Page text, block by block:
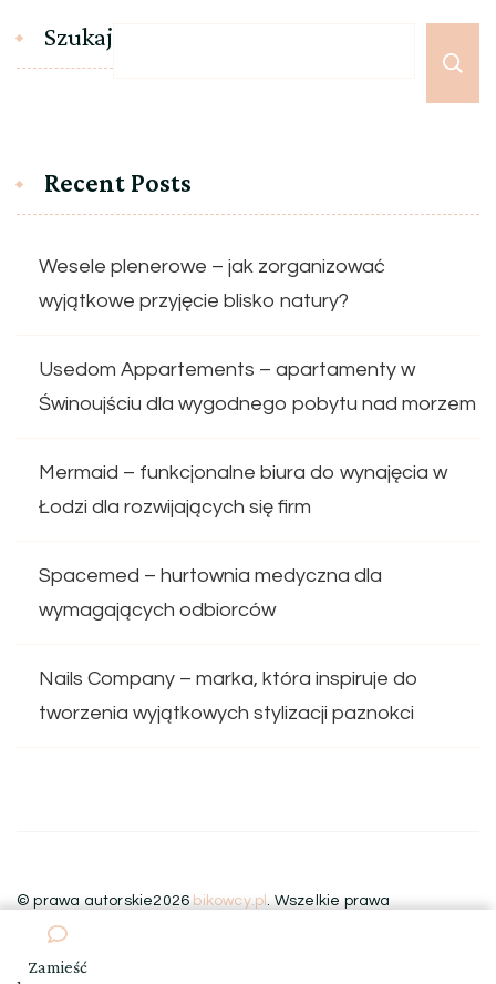
Zamieść
Szukaj
Recent Posts
Wesele plenerowe – jak zorganizować
wyjątkowe przyjęcie blisko natury?
Usedom Appartements – apartamenty w
Świnoujściu dla wygodnego pobytu nad morzem
Mermaid – funkcjonalne biura do wynajęcia w
Łodzi dla rozwijających się firm
Spacemed – hurtownia medyczna dla
wymagających odbiorców
Nails Company – marka, która inspiruje do
tworzenia wyjątkowych stylizacji paznokci
© prawa autorskie2026 bikowcy.pl. Wszelkie prawa
zastrzeżone.
Themes .Wspierany przez